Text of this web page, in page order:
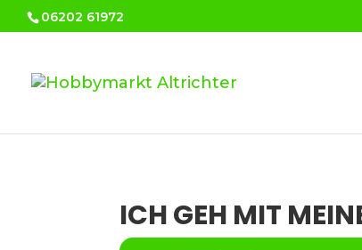
06202 61972
ICH GEH MIT